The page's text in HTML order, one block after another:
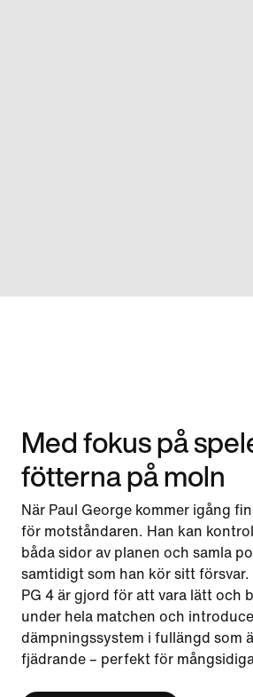
Med fokus på
fötterna på moln
När Paul George kommer igång
för motståndaren. Han kan
båda sidor av planen och samla
samtidigt som han kör sitt försvar.
PG 4 är gjord för att vara lätt och
under hela matchen och
dämpningssystem i fullängd som
fjädrande – perfekt för